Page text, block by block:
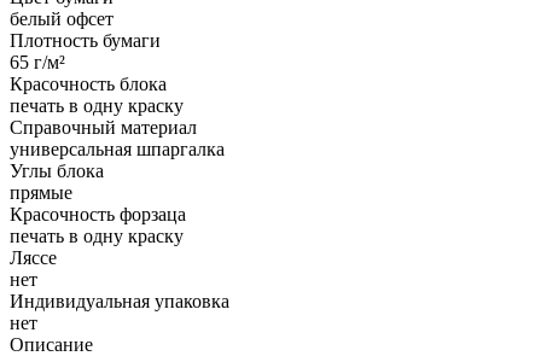
белый офсет
Плотность бумаги
65 г/м²
Красочность блока
печать в одну краску
Справочный материал
универсальная шпаргалка
Углы блока
прямые
Красочность форзаца
печать в одну краску
Ляссе
нет
Индивидуальная упаковка
нет
Описание